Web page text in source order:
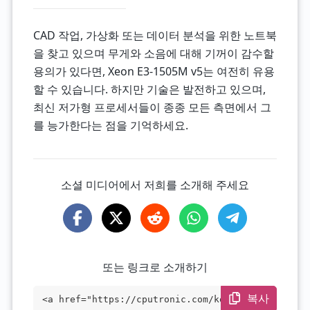
CAD 작업, 가상화 또는 데이터 분석을 위한 노트북
을 찾고 있으며 무게와 소음에 대해 기꺼이 감수할
용의가 있다면, Xeon E3-1505M v5는 여전히 유용
할 수 있습니다. 하지만 기술은 발전하고 있으며,
최신 저가형 프로세서들이 종종 모든 측면에서 그
를 능가한다는 점을 기억하세요.
소셜 미디어에서 저희를 소개해 주세요
또는 링크로 소개하기
<a href="https://cputronic.com/ko/cpu/in
복사